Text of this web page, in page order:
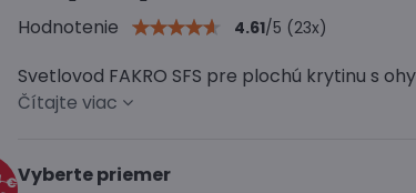
€
Hodnotenie 4.61/5 (23x)
Svetlovod FAKRO SFS pre plochú krytinu s
Čítajte viac
Vyberte priemer